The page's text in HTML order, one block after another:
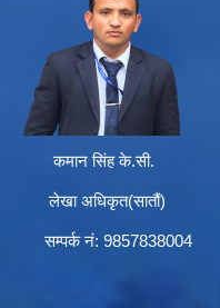
कमान सिंह के.सी.
लेखा अधिकृत(सातौं)
सम्पर्क न‌ं: 9857838004